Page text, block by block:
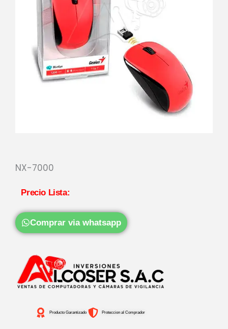
NX-7000
Precio Lista:
Comprar via whatsapp
Producto Garantizado Proteccion al Comprador